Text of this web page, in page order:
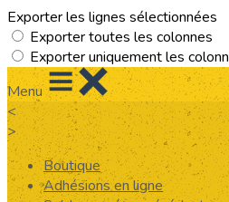
Exporter les lignes sélectionnées
Exporter toutes les colonnes
Exporter uniquement les
Menu
<
>
Boutique
Adhésions en ligne